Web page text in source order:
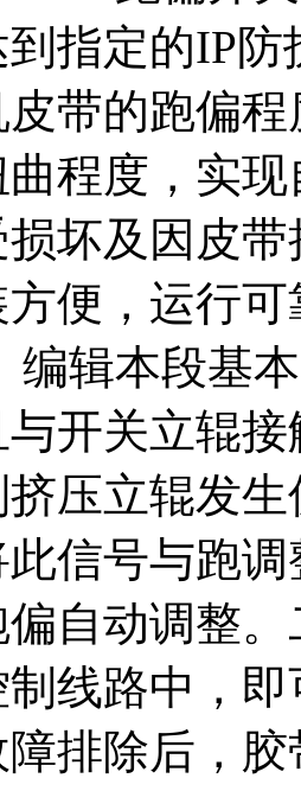
到指定的
带的跑偏
程度，实
坏及因皮
便，运行
编辑本段
与开关立辊
压立辊发
信号与跑
自动调整
线路中，
排除后，